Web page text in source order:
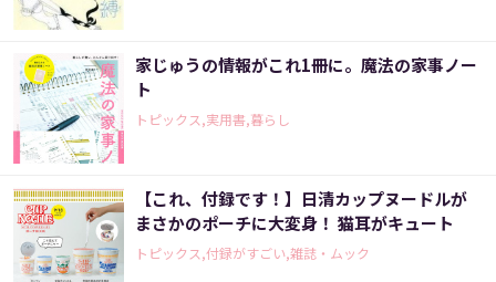
家じゅうの情報がこれ1冊に。魔法の家事ノー
ト
トピックス,実用書,暮らし
【これ、付録です！】日清カップヌードルが
まさかのポーチに大変身！ 猫耳がキュート
トピックス,付録がすごい,雑誌・ムック